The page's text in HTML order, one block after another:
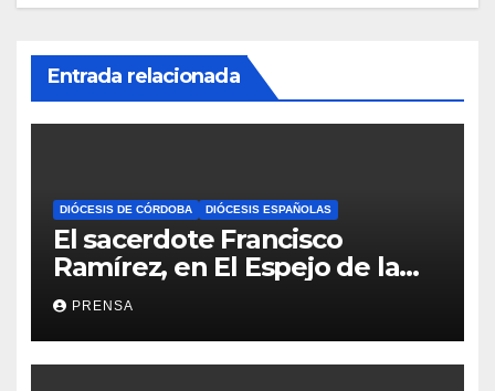
Entrada relacionada
DIÓCESIS DE CÓRDOBA DIÓCESIS ESPAÑOLAS
El sacerdote Francisco
Ramírez, en El Espejo de la
Iglesia
PRENSA